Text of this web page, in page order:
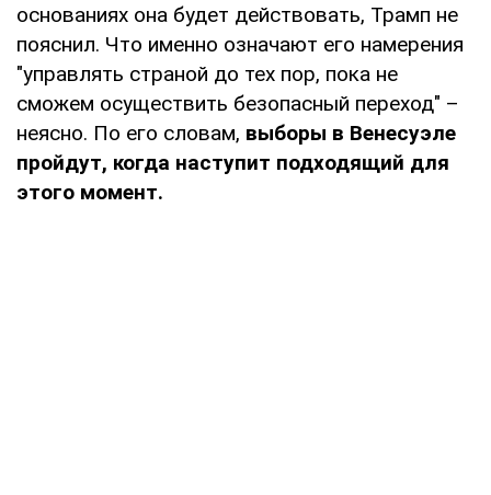
основаниях она будет действовать, Трамп не
пояснил. Что именно означают его намерения
"управлять страной до тех пор, пока не
сможем осуществить безопасный переход" –
неясно. По его словам, выборы в Венесуэле
пройдут, когда наступит подходящий для
этого момент.